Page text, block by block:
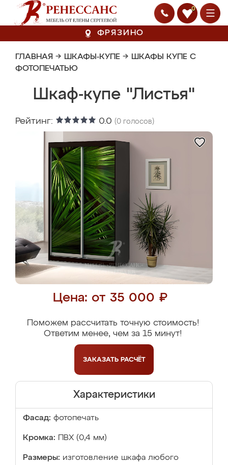
0
ФРЯЗИНО
ГЛАВНАЯ → ШКАФЫ-КУПЕ → ШКАФЫ КУПЕ С
ФОТОПЕЧАТЬЮ
Шкаф-купе "Листья"
Рейтинг: 0.0 (0 голосов)
Цена: от 35 000 ₽
Поможем рассчитать точную стоимость!
Ответим менее, чем за 15 минут!
ЗАКАЗАТЬ РАСЧЁТ
Характеристики
Фасад: фотопечать
Кромка: ПВХ (0,4 мм)
Размеры: изготовление шкафа любого